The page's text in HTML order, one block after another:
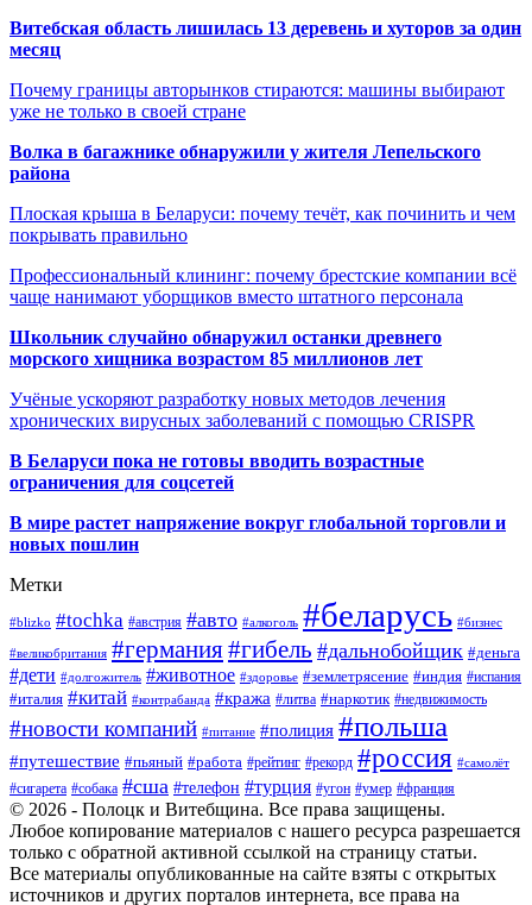
Витебская область лишилась 13 деревень и хуторов за один
месяц
Почему границы авторынков стираются: машины выбирают
уже не только в своей стране
Волка в багажнике обнаружили у жителя Лепельского
района
Плоская крыша в Беларуси: почему течёт, как починить и чем
покрывать правильно
Профессиональный клининг: почему брестские компании всё
чаще нанимают уборщиков вместо штатного персонала
Школьник случайно обнаружил останки древнего
морского хищника возрастом 85 миллионов лет
Учёные ускоряют разработку новых методов лечения
хронических вирусных заболеваний с помощью CRISPR
В Беларуси пока не готовы вводить возрастные
ограничения для соцсетей
В мире растет напряжение вокруг глобальной торговли и
новых пошлин
Метки
#blizko #tochka #австрия #авто #алкоголь #беларусь #бизнес
#великобритания #германия#гибель #дальнобойщик #деньга
#дети #долгожитель #животное #здоровье #землетрясение #индия #испания
#италия #китай #контрабанда #кража #литва #наркотик #недвижимость
#новости компаний #питание #полиция #польша
#путешествие #пьяный #работа #рейтинг #рекорд #россия #самолёт
#сигарета #собака #сша #телефон #турция #угон #умер #франция
© 2026 - Полоцк и Витебщина. Все права защищены.
Любое копирование материалов с нашего ресурса разрешается
только с обратной активной ссылкой на страницу статьи.
Все материалы опубликованные на сайте взяты с открытых
источников и других порталов интернета, все права на